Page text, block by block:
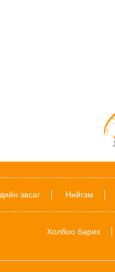
засаг Нийгэм
Холбоо барих